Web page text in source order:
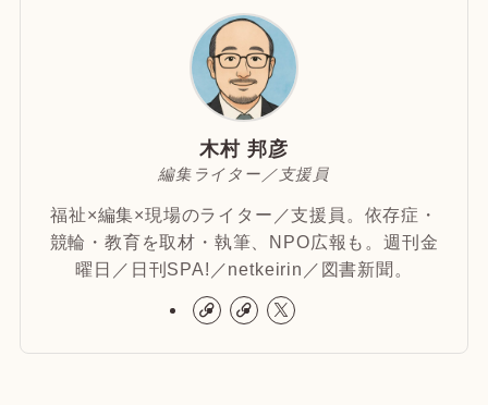
木村 邦彦
編集ライター／支援員
福祉×編集×現場のライター／支援員。依存症・
競輪・教育を取材・執筆、NPO広報も。週刊金
曜日／日刊SPA!／netkeirin／図書新聞。